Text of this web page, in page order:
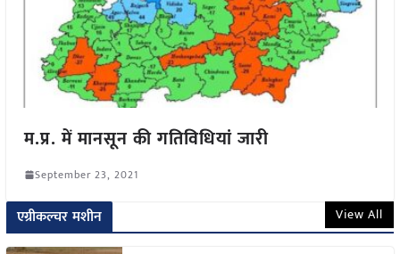
म.प्र. में मानसून की गतिविधियां जारी
September 23, 2021
एग्रीकल्चर मशीन View All